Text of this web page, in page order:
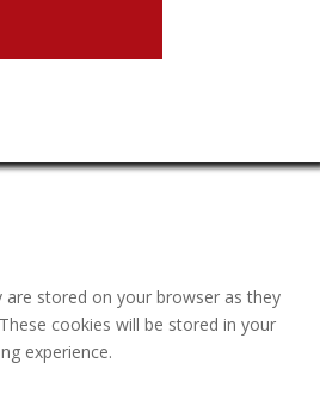
stored on your browser as they
cookies will be stored in your
experience.